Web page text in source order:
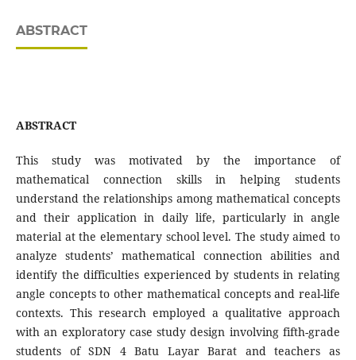
ABSTRACT
ABSTRACT
This study was motivated by the importance of
mathematical connection skills in helping students
understand the relationships among mathematical concepts
and their application in daily life, particularly in angle
material at the elementary school level. The study aimed to
analyze students’ mathematical connection abilities and
identify the difficulties experienced by students in relating
angle concepts to other mathematical concepts and real-life
contexts. This research employed a qualitative approach
with an exploratory case study design involving fifth-grade
students of SDN 4 Batu Layar Barat and teachers as